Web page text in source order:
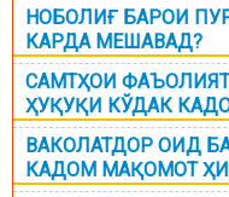
НОБОЛИҒ БАРОИ
КАРДА МЕШАВАД?
САМТҲОИ
ҲУҚУҚИ КЎДАК
ВАКОЛАТДОР ОИД
КАДОМ МАҚОМОТ